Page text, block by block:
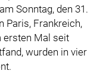
Sonntag, den 31.
Paris, Frankreich,
ersten Mal seit
wurden in vier